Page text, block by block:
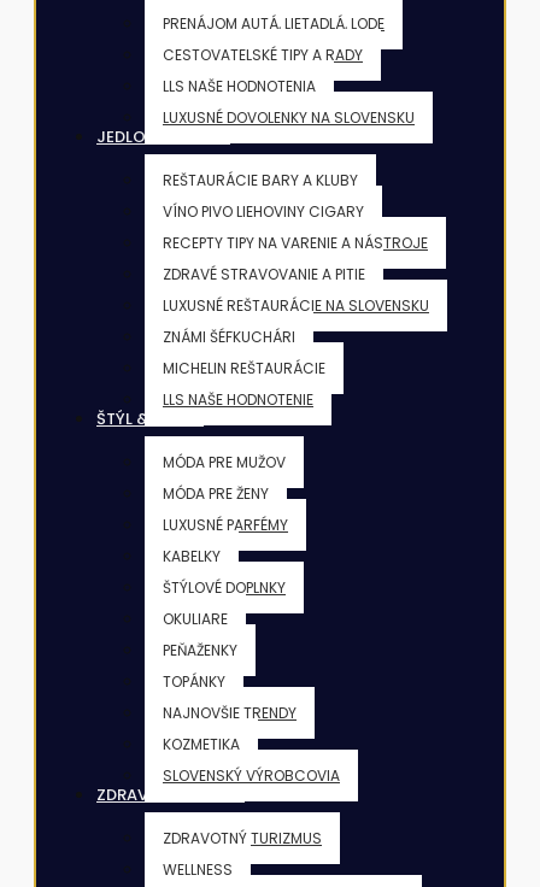
PRENÁJOM AUTÁ, LIETADLÁ, LODE
CESTOVATELSKÉ TIPY A RADY
LLS NAŠE HODNOTENIA
LUXUSNÉ DOVOLENKY NA SLOVENSKU
JEDLO & NÁPOJE
REŠTAURÁCIE BARY A KLUBY
VÍNO PIVO LIEHOVINY CIGARY
RECEPTY TIPY NA VARENIE A NÁSTROJE
ZDRAVÉ STRAVOVANIE A PITIE
LUXUSNÉ REŠTAURÁCIE NA SLOVENSKU
ZNÁMI ŠÉFKUCHÁRI
MICHELIN REŠTAURÁCIE
LLS NAŠE HODNOTENIE
ŠTÝL & KRÁSA
MÓDA PRE MUŽOV
MÓDA PRE ŽENY
LUXUSNÉ PARFÉMY
KABELKY
ŠTÝLOVÉ DOPLNKY
OKULIARE
PEŇAŽENKY
TOPÁNKY
NAJNOVŠIE TRENDY
KOZMETIKA
SLOVENSKÝ VÝROBCOVIA
ZDRAVIE & FITNESS
ZDRAVOTNÝ TURIZMUS
WELLNESS